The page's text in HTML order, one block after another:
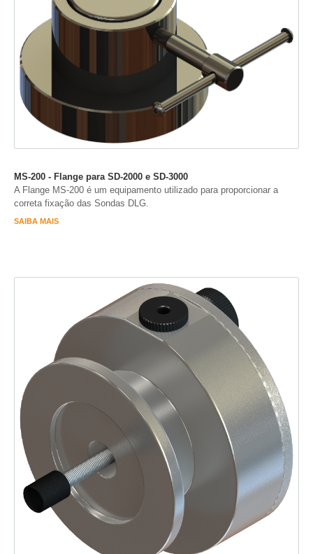
MS-200 - Flange para SD-2000 e SD-3000
A Flange MS-200 é um equipamento utilizado para proporcionar a
correta fixação das Sondas DLG.
SAIBA MAIS